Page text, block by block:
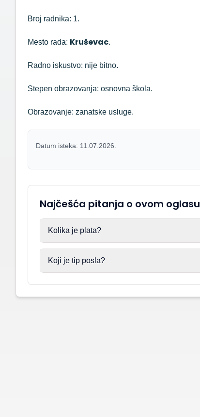
Broj radnika: 1.
Mesto rada: Kruševac.
Radno iskustvo: nije bitno.
Stepen obrazovanja: osnovna škola.
Obrazovanje: zanatske usluge.
Datum isteka: 11.07.2026.
Najčešća pitanja o ovom oglasu
Kolika je plata?
Koji je tip posla?